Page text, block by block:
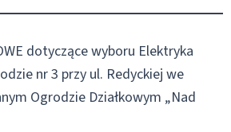
dotyczące wyboru Elektryka
nr 3 przy ul. Redyckiej we
Ogrodzie Działkowym „Nad